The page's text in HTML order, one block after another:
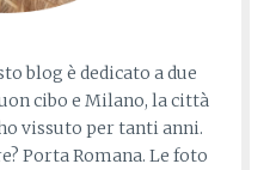
blog è dedicato a due
cibo e Milano, la città
vissuto per tanti anni.
Porta Romana. Le foto